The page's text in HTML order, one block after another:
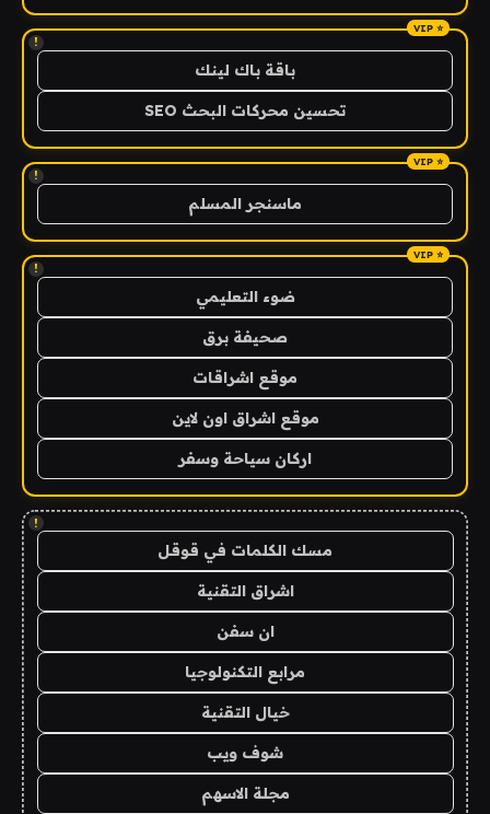
!
باقة باك لينك
تحسين محركات البحث SEO
!
ماسنجر المسلم
!
ضوء التعليمي
صحيفة برق
موقع اشراقات
موقع اشراق اون لاين
اركان سياحة وسفر
!
مسك الكلمات في قوقل
اشراق التقنية
ان سفن
مرابع التكنولوجيا
خيال التقنية
شوف ويب
مجلة الاسهم